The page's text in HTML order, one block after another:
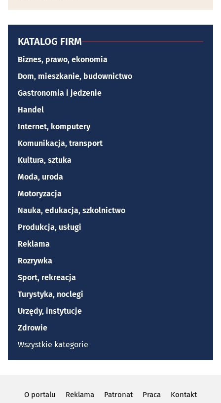
KATALOG FIRM
Biznes, prawo, ekonomia
Dom, mieszkanie, budownictwo
Gastronomia i jedzenie
Handel
Internet, komputery
Komunikacja, transport
Kultura, sztuka
Moda, uroda
Motoryzacja
Nauka, edukacja, szkolnictwo
Produkcja, usługi
Reklama
Rozrywka
Sport, rekreacja
Turystyka, noclegi
Urzędy, instytucje
Zdrowie
Wszystkie kategorie
O portalu Reklama Patronat Praca Kontakt